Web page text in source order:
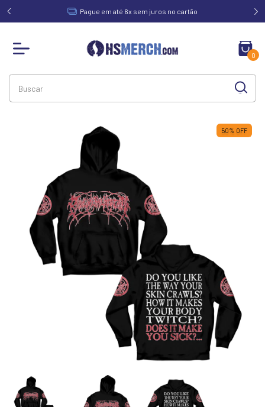
de Pague em até 6x sem juros no cartão
0
50% OFF